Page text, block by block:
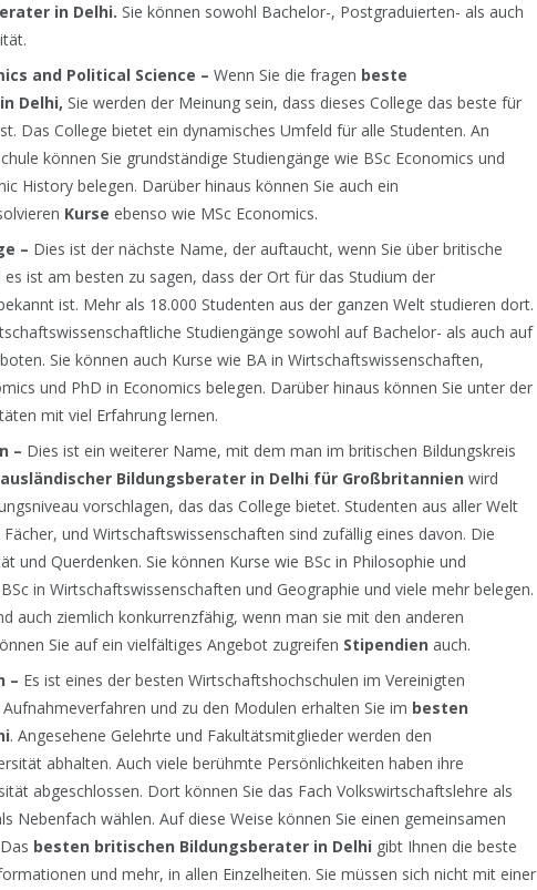
in Delhi. Sie können sowohl Bachelor-, Postgraduierten- als auch
and Political Science – Wenn Sie die fragen beste
Delhi, Sie werden der Meinung sein, dass dieses College das beste für
Das College bietet ein dynamisches Umfeld für alle Studenten. An
können Sie grundständige Studiengänge wie BSc Economics und
History belegen. Darüber hinaus können Sie auch ein
Kurse ebenso wie MSc Economics.
– Dies ist der nächste Name, der auftaucht, wenn Sie über britische
ist am besten zu sagen, dass der Ort für das Studium der
ist. Mehr als 18.000 Studenten aus der ganzen Welt studieren dort.
Studiengänge sowohl auf Bachelor- als auch auf
Sie können auch Kurse wie BA in Wirtschaftswissenschaften,
und PhD in Economics belegen. Darüber hinaus können Sie unter der
mit viel Erfahrung lernen.
– Dies ist ein weiterer Name, mit dem man im britischen Bildungskreis
Bildungsberater in Delhi für Großbritannien wird
vorschlagen, das das College bietet. Studenten aus aller Welt
und Wirtschaftswissenschaften sind zufällig eines davon. Die
und Querdenken. Sie können Kurse wie BSc in Philosophie und
in Wirtschaftswissenschaften und Geographie und viele mehr belegen.
auch ziemlich konkurrenzfähig, wenn man sie mit den anderen
Sie auf ein vielfältiges Angebot zugreifen Stipendien auch.
– Es ist eines der besten Wirtschaftshochschulen im Vereinigten
und zu den Modulen erhalten Sie im besten
. Angesehene Gelehrte und Fakultätsmitglieder werden den
abhalten. Auch viele berühmte Persönlichkeiten haben ihre
abgeschlossen. Dort können Sie das Fach Volkswirtschaftslehre als
Nebenfach wählen. Auf diese Weise können Sie einen gemeinsamen
besten britischen Bildungsberater in Delhi gibt Ihnen die beste
und mehr, in allen Einzelheiten. Sie müssen sich nicht mit einer